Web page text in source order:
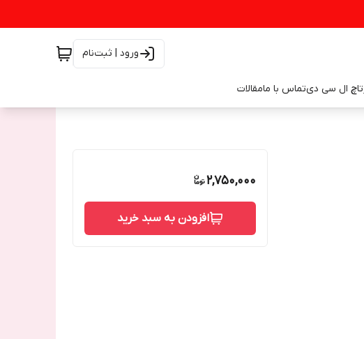
ورود | ثبت‌نام
تاچ ال سی دیتماس با مامقالات
2,750,000
افزودن به سبد خرید